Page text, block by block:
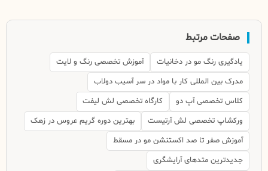
صفحات مرتبط
یادگیری رنگ مو در دخانیات
آموزش تخصصی رنگ و لایت
مدرک بین المللی کار با مواد در سر آسیب دولاب
کلاس تخصصی آپ دو
کارگاه تخصصی لش لیفت
ورکشاپ تخصصی لش آرتیست
بهترین دوره گریم عروس در زهک
آموزش صفر تا صد اکستنشن مو در مسقط
جدیدترین متدهای آرایشگری